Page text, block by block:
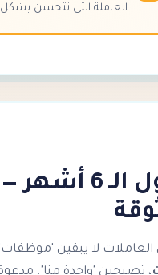
العاملة التي تتحسن
تحول الـ
لا يبقين 'موظفات'
، تصبحين 'واحدة منا'.